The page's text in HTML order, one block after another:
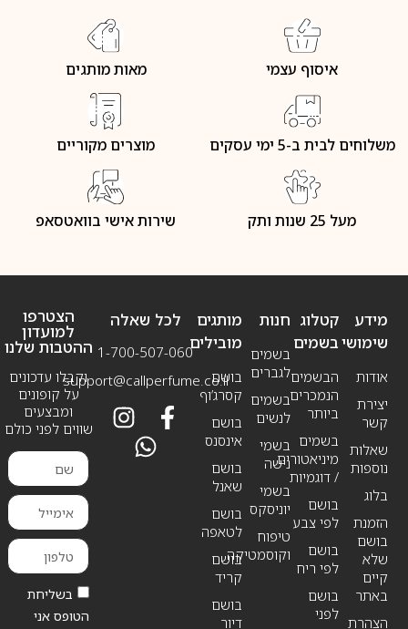
איסוף עצמי מאות מותגים
משלוחים לבית ב-5 ימי עסקים מוצרים מקוריים
מעל 25 שנות ותק שירות אישי בוואטסאפ
מידע
שימושי
אודות
יצירת
קשר
שאלות
נוספות
בלוג
הזמנת
בושם
שלא
קיים
באתר
הצהרת
חנות
בשמים
לגברים
בשמים
לנשים
בשמי
נישה
בשמי
יוניסקס
טיפוח
וקוסמטיקה
קטלוג
בשמים
הבשמים
הנמכרים
ביותר
בשמים
מיניאטורים
/ דוגמיות
בושם
לפי צבע
בושם
לפי ריח
בושם
לפני
מותגים
מובילים
בושם
קסרג’וף
בושם
אינסנס
בושם
שאנל
בושם
לטאפה
בושם
קריד
בושם
דיור
לכל שאלה
1-700-507-060
support@callperfume.co.il
הצטרפו
למועדון
ההטבות שלנו
וקבלו עדכונים
על קופונים
ומבצעים
שווים לפני כולם
בשליחת
הטופס אני